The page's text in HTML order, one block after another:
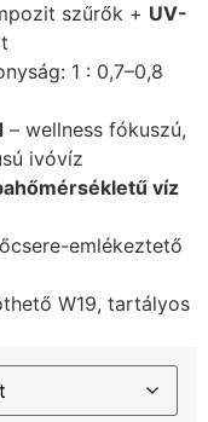
szűrők + UV-
1 : 0,7–0,8
– wellness fókuszú,
ivóvíz
víz
emlékeztető
W19, tartályos